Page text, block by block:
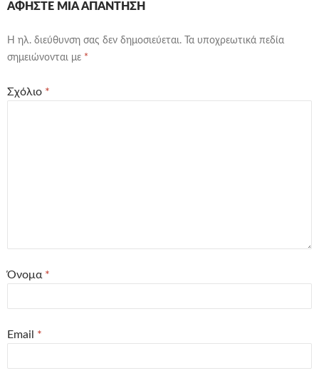
ΑΦΉΣΤΕ ΜΙΑ ΑΠΆΝΤΗΣΗ
Η ηλ. διεύθυνση σας δεν δημοσιεύεται.
Τα υποχρεωτικά πεδία
σημειώνονται με *
Σχόλιο *
Όνομα *
Email *